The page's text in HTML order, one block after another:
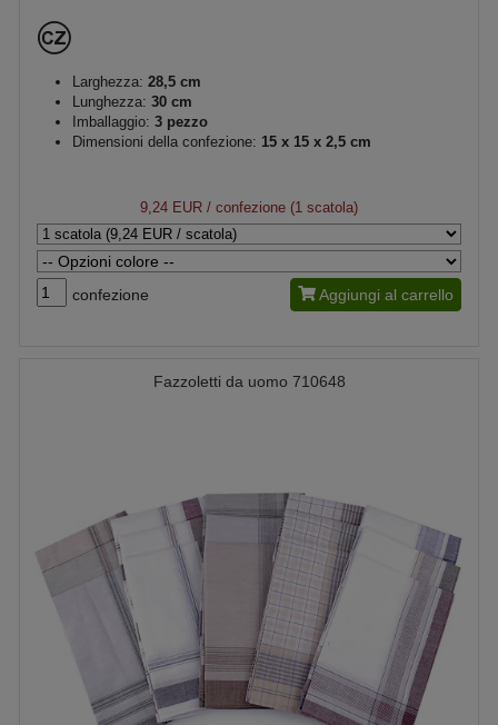
Larghezza: 28,5 cm
Lunghezza: 30 cm
Imballaggio: 3 pezzo
Dimensioni della confezione: 15 x 15 x 2,5 cm
9,24 EUR / confezione (1 scatola)
confezione Aggiungi al carrello
Fazzoletti da uomo 710648